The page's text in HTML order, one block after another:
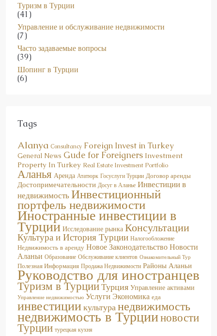
Туризм в Турции
(41)
Управление и обслуживание недвижимости
(7)
Часто задаваемые вопросы
(39)
Шопинг в Турции
(6)
Tags
Alanya Consultancy Foreign Invest in Turkey
General News Gude for Foreigners Investment
Property In Turkey Real Estate Investment Portfolio
Аланья Аренда Ататюрк Госуслуги Турции Договор аренды
Достопримечательности Досуг в Аланье Инвестиции в
недвижимостьИнвестиционный
портфель недвижимости
Иностранные инвестиции в
Турции Исследование рынка Консультации
Культура и История Турции Налогообложение
Недвижимость в аренду Новое ЗаконодательствоНовости
Аланьи Образование Обслуживание клиентов Ознакомительный Тур
Полезная Информация Продажа Недвижимости Районы Аланьи
Руководство для иностранцев
Туризм в ТурцииТурция Управление активами
Управление недвижимостью Услуги Экономика еда
инвестициикультуранедвижимость
недвижимость в Турцииновости
Турции турецкая кухня